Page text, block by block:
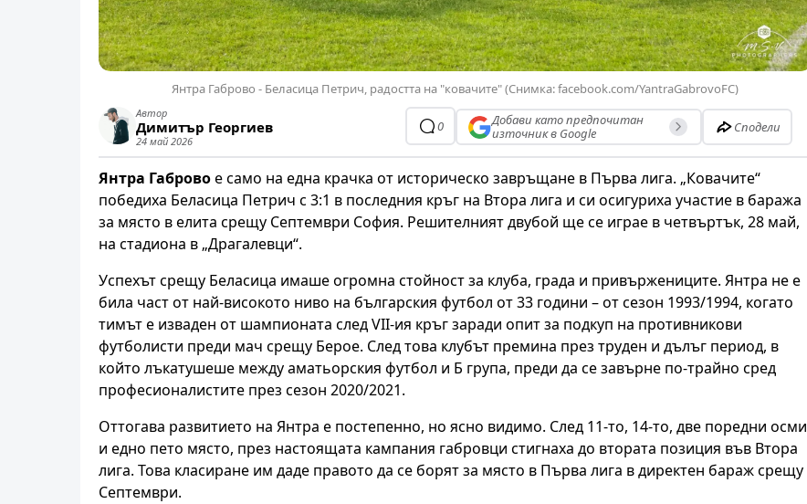
Янтра Габрово - Беласица Петрич, радостта на "ковачите" (Снимка: facebook.com/YantraGabrovoFC)
Автор
Димитър Георгиев
24 май 2026
0
Добави като предпочитан
източник в Google
Сподели
Янтра Габровое само на една крачка от историческо завръщане в Първа лига. „Ковачите“
победиха Беласица Петрич с 3:1 в последния кръг на Втора лига и си осигуриха участие в баража
за място в елита срещу Септември София. Решителният двубой ще се играе в четвъртък, 28 май,
на стадиона в „Драгалевци“.
Успехът срещу Беласица имаше огромна стойност за клуба, града и привържениците. Янтра не е
била част от най-високото ниво на българския футбол от 33 години – от сезон 1993/1994, когато
тимът е изваден от шампионата след VII-ия кръг заради опит за подкуп на противникови
футболисти преди мач срещу Берое. След това клубът премина през труден и дълъг период, в
който лъкатушеше между аматьорския футбол и Б група, преди да се завърне по-трайно сред
професионалистите през сезон 2020/2021.
Оттогава развитието на Янтра е постепенно, но ясно видимо. След 11-то, 14-то, две поредни осми
и едно пето място, през настоящата кампания габровци стигнаха до втората позиция във Втора
лига. Това класиране им даде правото да се борят за място в Първа лига в директен бараж срещу
Септември.